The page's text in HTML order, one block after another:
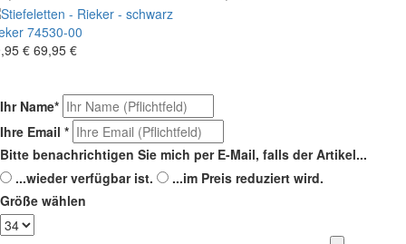
74530-00
€ 69,95 €
Ihr Name*
Ihre Email *
Bitte benachrichtigen Sie mich per E-Mail, falls der Artikel...
...wieder verfügbar ist.
...im Preis reduziert wird.
Größe wählen